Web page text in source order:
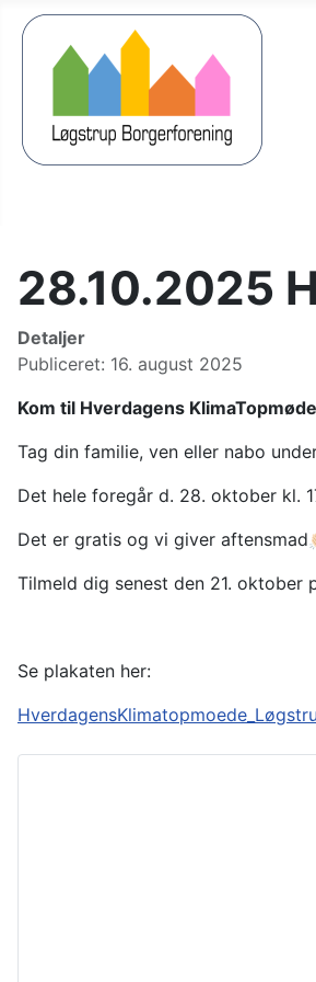
28.10.2025
Detaljer
Publiceret: 16. august 2025
Kom til Hverdagens KlimaTopmøde
Tag din familie, ven eller nabo
Det hele foregår d. 28. oktober kl.
Det er gratis og vi giver
Tilmeld dig senest den 21. oktober
Se plakaten her: